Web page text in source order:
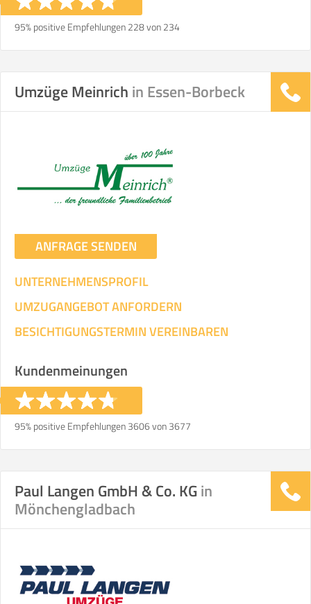
95% positive Empfehlungen 228 von 234
Umzüge Meinrich in Essen-Borbeck
ANFRAGE SENDEN
UNTERNEHMENSPROFIL
UMZUGANGEBOT ANFORDERN
BESICHTIGUNGSTERMIN VEREINBAREN
Kundenmeinungen
95% positive Empfehlungen 3606 von 3677
Paul Langen GmbH & Co. KGin
Mönchengladbach